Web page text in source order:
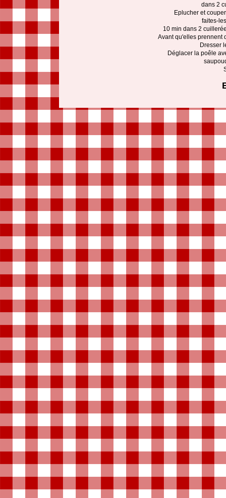
dans 2
Eplucher et
faites-
10 min dans 2
Avant qu'elles prennent
Dresser
Déglacer la poêle